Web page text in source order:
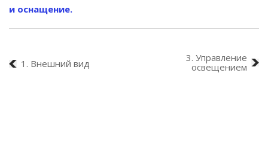
и оснащение.
1. Внешний вид
3. Управление
освещением